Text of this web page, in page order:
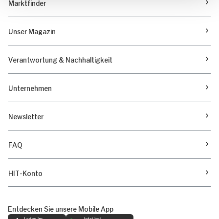
Marktfinder
Unser Magazin
Verantwortung & Nachhaltigkeit
Unternehmen
Newsletter
FAQ
HIT-Konto
Entdecken Sie unsere Mobile App